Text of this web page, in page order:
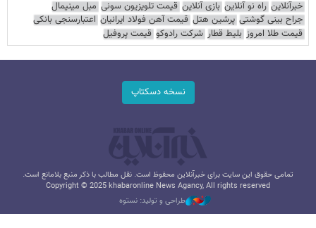
خبرآنلاین راه نو آنلاین بازی آنلاین قیمت تلویزیون سونی مبل مینیمال
جراح بینی گوشتی پرشین هتل قیمت آهن فولاد ایرانیان اعتبارسنجی بانکی
قیمت طلا امروز بلیط قطار شرکت رادوکو قیمت پروفیل
نسخه دسکتاپ
تمامی حقوق این سایت برای خبرآنلاین محفوظ است. نقل مطالب با ذکر منبع بلامانع است.
Copyright © 2025 khabaronline News Agancy, All rights reserved
طراحی و تولید: نستوه